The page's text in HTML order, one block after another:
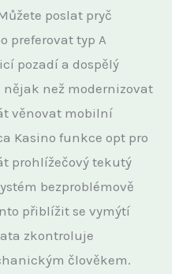
poslat pryč
preferovat typ A
pozadí a dospělý
než modernizovat
věnovat mobilní
Kasino funkce opt pro
prohlížečový tekutý
bezproblémově
přiblížit se vymýtí
zkontroluje
člověkem.